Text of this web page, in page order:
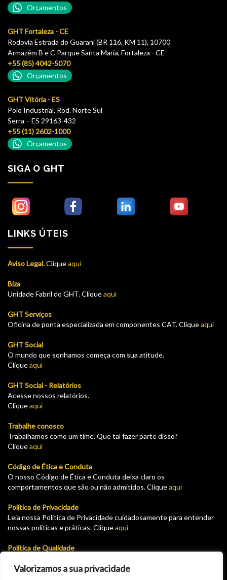
Valorizamos a sua privacidade
Orçamentos
GHT Fortaleza - CE
Rodovia Estrada do Guarani (BR 116, KM 11), 10700
Armazém B e C Parque Santa Maria, Fortaleza - CE
+55 (85) 4042-5070
Orçamentos
GHT Vitória - ES
Polo Industrial, Rod. Norte Sul
Serra – ES 29163-432
+55 (11) 2602-1000
Orçamentos
SIGA O GHT
LINKS ÚTEIS
Aviso Legal.Cliqueaqui
Biza
Unidade Fabril do GHT. Cliqueaqui
GHT Serviços
Oficina de ponta especializada em componentes CAT. Cliqueaqui
GHT Social
O mundo que sonhamos começa com sua atitude.
Cliqueaqui
GHT Social - Relatórios
Acesse nossos relatórios.
Cliqueaqui
Trabalhe conosco
Trabalhamos como um time. Que tal fazer parte disso?
Cliqueaqui
Código de Ética e Conduta
O nosso Código de Ética e Conduta deixa claro os
comportamentos que são ou não admitidos. Cliqueaqui
Política de Privacidade
Leia nossa Política de Privacidade cuidadosamente para entender
nossas políticas e práticas. Cliqueaqui
Política de Qualidade
entender nossas políticas e práticas. Clique